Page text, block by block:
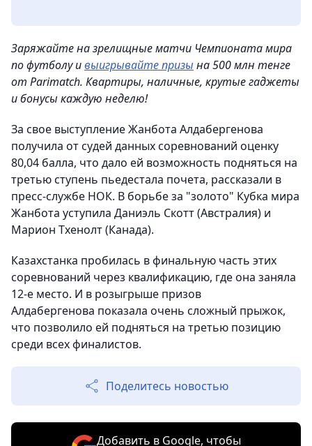
Заряжайте на зрелищные матчи Чемпионата мира
по футболу ивыигрывайте призы на 500 млн тенге
от Parimatch. Квартиры, наличные, крутые гаджеты
и бонусы каждую неделю!
За свое выступление Жанбота Алдабергенова
получила от судей данных соревнований оценку
80,04 балла, что дало ей возможность подняться на
третью ступень пьедестала почета, рассказали в
пресс-службе НОК. В борьбе за "золото" Кубка мира
Жанбота уступила Даниэль Скотт (Австралия) и
Марион Тхенолт (Канада).
Казахстанка пробилась в финальную часть этих
соревнований через квалификацию, где она заняла
12-е место. И в розыгрыше призов
Алдабергенова показала очень сложный прыжок,
что позволило ей подняться на третью позицию
среди всех финалистов.
Поделитесь новостью
Добавить в Google, чтобы